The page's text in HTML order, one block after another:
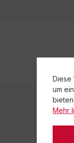
Diese
um
Mehr